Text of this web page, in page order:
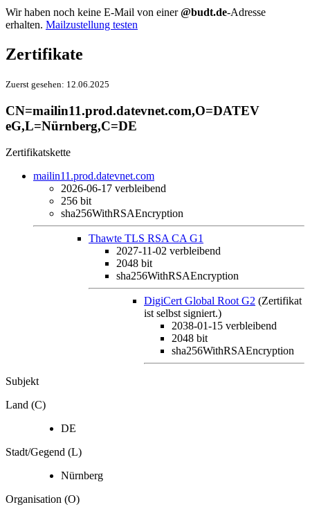
Wir haben noch keine E-Mail von einer@budt.de-Adresse
erhalten. Mailzustellung testen
Zertifikate
Zuerst gesehen: 12.06.2025
CN=mailin11.prod.datevnet.com,O=DATEV
eG,L=Nürnberg,C=DE
Zertifikatskette
mailin11.prod.datevnet.com
2026-06-17 verbleibend
256 bit
sha256WithRSAEncryption
Thawte TLS RSA CA G1
2027-11-02 verbleibend
2048 bit
sha256WithRSAEncryption
DigiCert Global Root G2 (Zertifikat
ist selbst signiert.)
2038-01-15 verbleibend
2048 bit
sha256WithRSAEncryption
Subjekt
Land (C)
DE
Stadt/Gegend (L)
Nürnberg
Organisation (O)